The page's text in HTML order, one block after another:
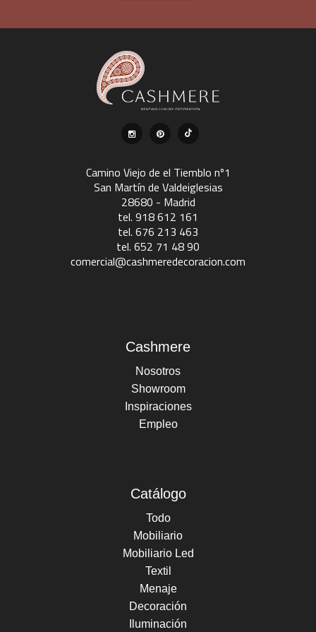
Camino Viejo de el Tiemblo nº1
San Martín de Valdeiglesias
28680 - Madrid
tel. 918 612 161
tel. 676 213 463
tel. 652 71 48 90
comercial@cashmeredecoracion.com
Cashmere
Nosotros
Showroom
Inspiraciones
Empleo
Catálogo
Todo
Mobiliario
Mobiliario Led
Textil
Menaje
Decoración
Iluminación